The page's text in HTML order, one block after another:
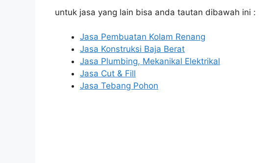
untuk jasa yang lain bisa anda tautan dibawah ini :
Jasa Pembuatan Kolam Renang
Jasa Konstruksi Baja Berat
Jasa Plumbing, Mekanikal Elektrikal
Jasa Cut & Fill
Jasa Tebang Pohon